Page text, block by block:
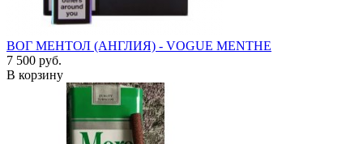
ВОГ МЕНТОЛ (АНГЛИЯ) - VOGUE MENTHE
7 500 руб.
В корзину